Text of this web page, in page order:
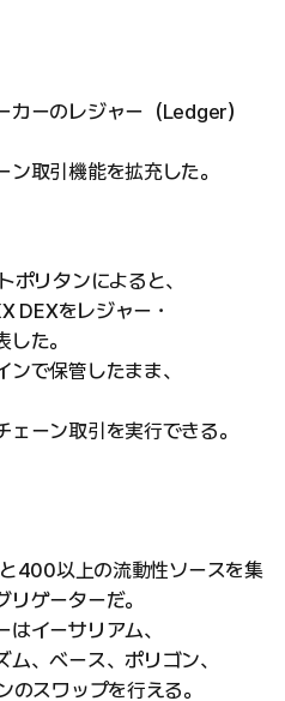
カーのレジャー（Ledger）
取引機能を拡充した。
ポリタンによると、
DEXをレジャー・
た。
で保管したまま、
ーン取引を実行できる。
400以上の流動性ソースを集
ゲーターだ。
イーサリアム、
、ベース、ポリゴン、
のスワップを行える。